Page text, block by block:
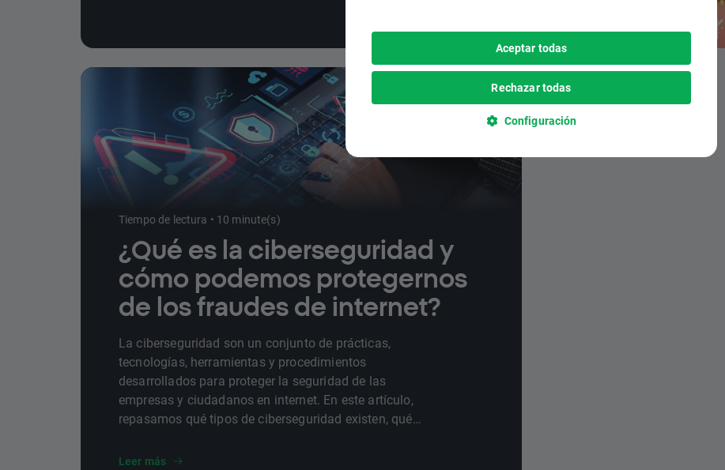
Tiempo de lectura • 10 minute(s)
¿Qué es la ciberseguridad y
cómo podemos protegernos
de los fraudes de internet?
La ciberseguridad son un conjunto de prácticas,
tecnologías, herramientas y procedimientos
desarrollados para proteger la seguridad de las
empresas y ciudadanos en internet. En este artículo,
repasamos qué tipos de ciberseguridad existen, qué
protegernos.
Leer más
Aceptar todas
Rechazar todas
Configuración